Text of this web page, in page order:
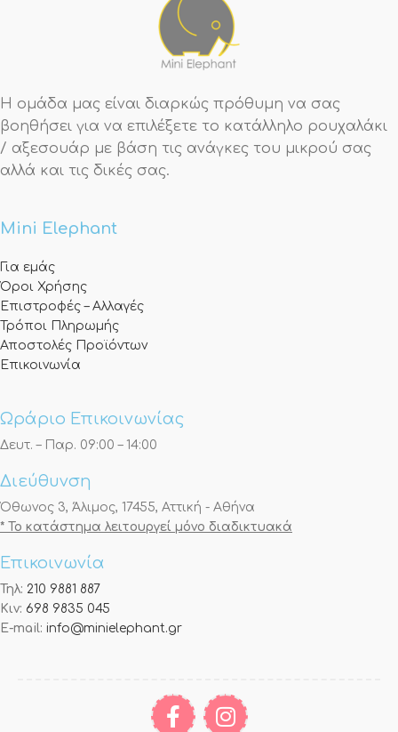
Η ομάδα μας είναι διαρκώς πρόθυμη να σας
βοηθήσει για να επιλέξετε το κατάλληλο ρουχαλάκι
/ αξεσουάρ με βάση τις ανάγκες του μικρού σας
αλλά και τις δικές σας.
Mini Elephant
Για εμάς
Όροι Χρήσης
Επιστροφές – Αλλαγές
Τρόποι Πληρωμής
Αποστολές Προϊόντων
Επικοινωνία
Ωράριο Επικοινωνίας
Δευτ. – Παρ. 09:00 – 14:00
Διεύθυνση
Όθωνος 3, Άλιμος, 17455, Αττική - Αθήνα
* Το κατάστημα λειτουργεί μόνο διαδικτυακά
Επικοινωνία
Τηλ: 210 9881 887
Κιν: 698 9835 045
E-mail: info@minielephant.gr